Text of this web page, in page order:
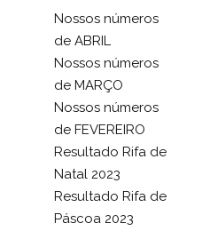
Nossos números
de ABRIL
Nossos números
de MARÇO
Nossos números
de FEVEREIRO
Resultado Rifa de
Natal 2023
Resultado Rifa de
Páscoa 2023